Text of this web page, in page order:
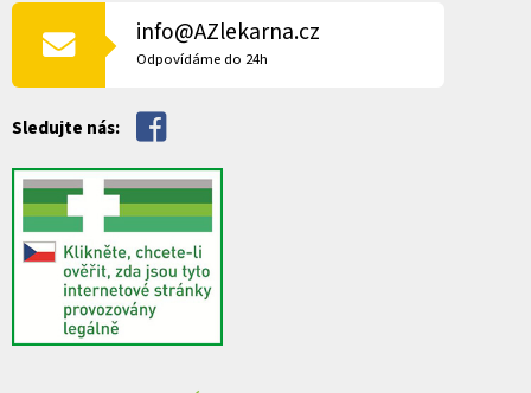
info@AZlekarna.cz
Odpovídáme do 24h
Sledujte nás: